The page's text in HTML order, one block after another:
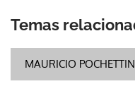
Temas
MAURICIO